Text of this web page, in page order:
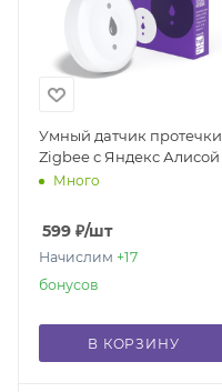
Умный датчик протечки
Zigbee с Яндекс Алисой
Много
599 ₽/шт
Начислим +17
бонусов
В КОРЗИНУ